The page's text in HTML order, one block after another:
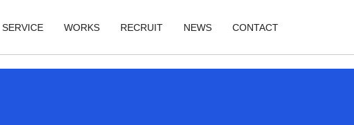
SERVICE WORKS RECRUIT NEWS CONTACT